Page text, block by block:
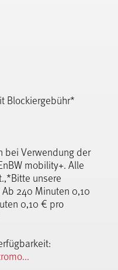
Blockiergebühr*
bei Verwendung der
mobility+. Alle
unsere
240 Minuten 0,10
0,10 € pro